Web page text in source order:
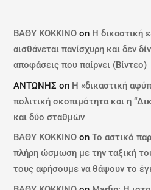
ΒΑΘΥ ΚΟΚΚΙΝΟ on Η δικαστική
αισθάνεται πανίσχυρη και δεν
αποφάσεις που παίρνει (Βίντεο)
ΑΝΤΩΝΗΣ on Η «δικαστική
πολιτική σκοπιμότητα και η
και δύο σταθμών
ΒΑΘΥ ΚΟΚΚΙΝΟ onΤο αστικό
πλήρη ώσμωση με την ταξική
τους αφήσουμε να θάψουν το